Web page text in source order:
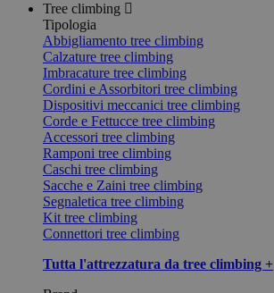
Tree climbing
Tipologia
Abbigliamento tree climbing
Calzature tree climbing
Imbracature tree climbing
Cordini e Assorbitori tree climbing
Dispositivi meccanici tree climbing
Corde e Fettucce tree climbing
Accessori tree climbing
Ramponi tree climbing
Caschi tree climbing
Sacche e Zaini tree climbing
Segnaletica tree climbing
Kit tree climbing
Connettori tree climbing
Tutta l'attrezzatura da tree climbing +